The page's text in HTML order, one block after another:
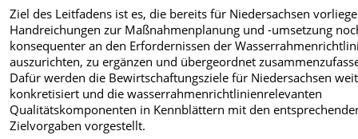
Ziel des Leitfadens ist es, die bereits für Niedersachsen
Handreichungen zur Maßnahmenplanung und -umsetzung
konsequenter an den Erfordernissen der
auszurichten, zu ergänzen und übergeordnet
Dafür werden die Bewirtschaftungsziele für Niedersachsen
konkretisiert und die wasserrahmenrichtlinienrelevanten
Qualitätskomponenten in Kennblättern mit den
Zielvorgaben vorgestellt.